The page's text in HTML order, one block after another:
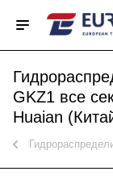
GKZ1 все
Huaian